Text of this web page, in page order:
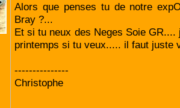
Alors que penses tu de notre
Bray ?...
Et si tu neux des Neges Soie GR....
printemps si tu veux..... il faut juste
---------------
Christophe